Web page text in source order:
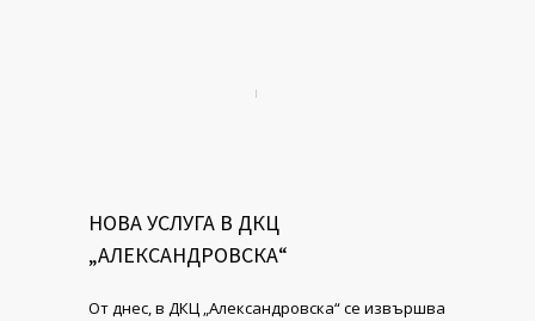
НОВА УСЛУГА В ДКЦ
„АЛЕКСАНДРОВСКА“
От днес, в ДКЦ „Александровска“ се извършва